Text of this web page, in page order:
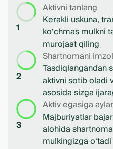
1
Aktivni tanlang
Kerakli uskuna,
ko‘chmas mulkni
murojaat qiling
2
Shartnomani
Tasdiqlangandan
aktivni sotib oladi
asosida sizga
3
Aktiv egasiga
Majburiyatlar
alohida
mulkingizga o‘tadi